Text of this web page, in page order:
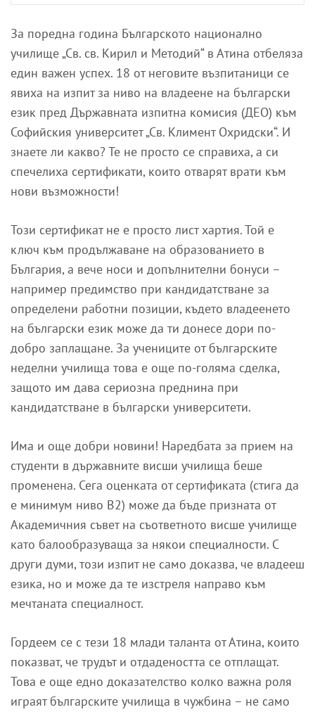
За поредна година Българското национално
училище „Св. св. Кирил и Методий“ в Атина отбеляза
един важен успех. 18 от неговите възпитаници се
явиха на изпит за ниво на владеене на български
език пред Държавната изпитна комисия (ДЕО) към
Софийския университет „Св. Климент Охридски“. И
знаете ли какво? Те не просто се справиха, а си
спечелиха сертификати, които отварят врати към
нови възможности!
Този сертификат не е просто лист хартия. Той е
ключ към продължаване на образованието в
България, а вече носи и допълнителни бонуси –
например предимство при кандидатстване за
определени работни позиции, където владеенето
на български език може да ти донесе дори по-
добро заплащане. За учениците от българските
неделни училища това е още по-голяма сделка,
защото им дава сериозна преднина при
кандидатстване в български университети.
Има и още добри новини! Наредбата за прием на
студенти в държавните висши училища беше
променена. Сега оценката от сертификата (стига да
е минимум ниво В2) може да бъде призната от
Академичния съвет на съответното висше училище
като балообразуваща за някои специалности. С
други думи, този изпит не само доказва, че владееш
езика, но и може да те изстреля направо към
мечтаната специалност.
Гордеем се с тези 18 млади таланта от Атина, които
показват, че трудът и отдадеността се отплащат.
Това е още едно доказателство колко важна роля
играят българските училища в чужбина – не само